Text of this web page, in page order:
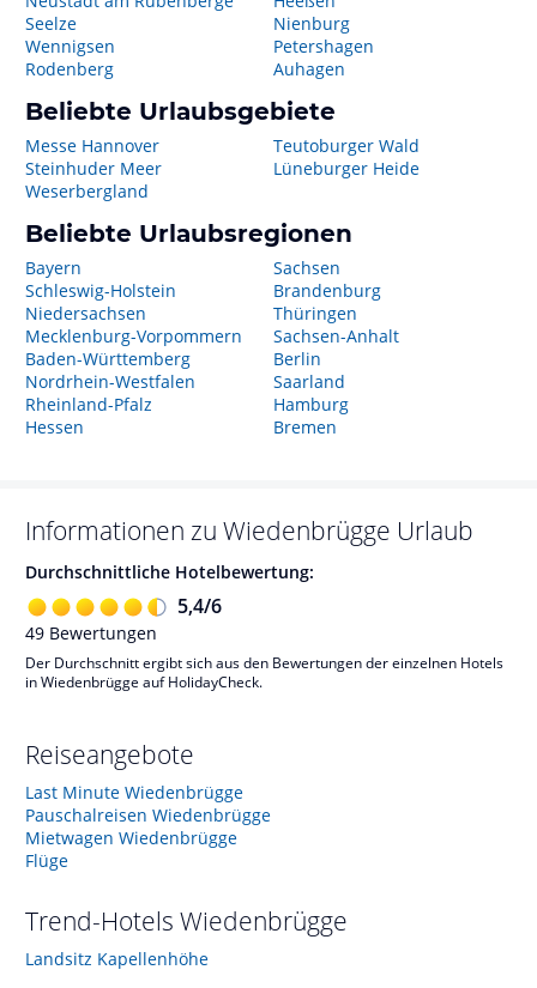
Seelze
Wennigsen
Rodenberg
Nienburg
Petershagen
Auhagen
Beliebte Urlaubsgebiete
Messe Hannover
Steinhuder Meer
Weserbergland
Teutoburger Wald
Lüneburger Heide
Beliebte Urlaubsregionen
Bayern
Schleswig-Holstein
Niedersachsen
Mecklenburg-Vorpommern
Baden-Württemberg
Nordrhein-Westfalen
Rheinland-Pfalz
Hessen
Sachsen
Brandenburg
Thüringen
Sachsen-Anhalt
Berlin
Saarland
Hamburg
Bremen
Informationen zu Wiedenbrügge Urlaub
Durchschnittliche Hotelbewertung:
5,4/6
49 Bewertungen
Der Durchschnitt ergibt sich aus den Bewertungen der einzelnen Hotels
in Wiedenbrügge auf HolidayCheck.
Reiseangebote
Last Minute Wiedenbrügge
Pauschalreisen Wiedenbrügge
Mietwagen Wiedenbrügge
Flüge
Trend-Hotels Wiedenbrügge
Landsitz Kapellenhöhe